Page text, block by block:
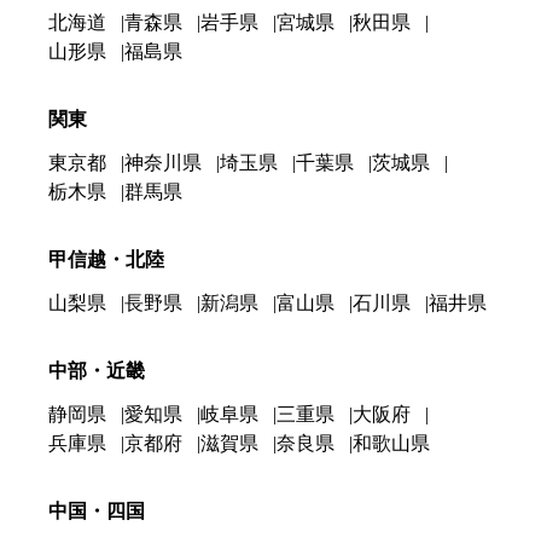
北海道 青森県 岩手県 宮城県
秋田県
山形県
福島県
関東
東京都 神奈川県 埼玉県 千葉県
茨城県
栃木県
群馬県
甲信越・北陸
山梨県 長野県 新潟県 富山県 石川県 福井県
中部・近畿
静岡県 愛知県 岐阜県 三重県
大阪府
兵庫県
京都府 滋賀県 奈良県 和歌山県
中国・四国